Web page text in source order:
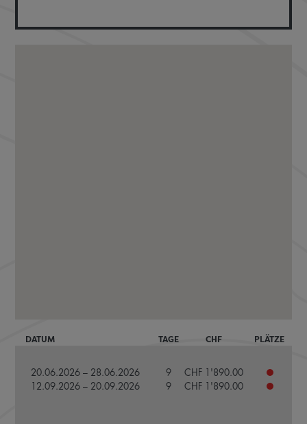
DATUM TAGE CHF PLÄTZE
20.06.2026 – 28.06.2026 9
CHF 1'890.00
12.09.2026 – 20.09.2026
9 CHF 1'890.00